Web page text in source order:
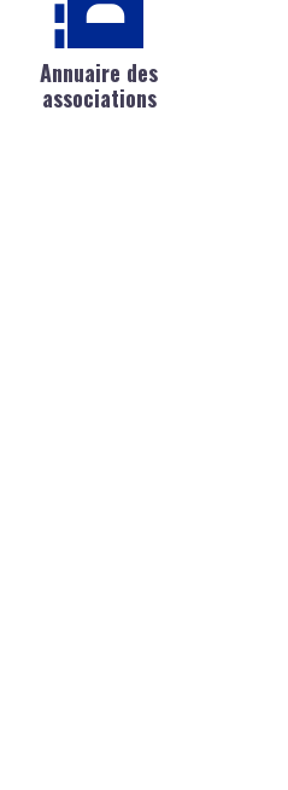
Annuaire des
associations